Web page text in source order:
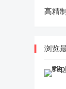
高精
浏览